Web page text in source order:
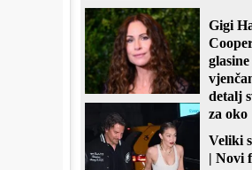
Gigi
detalj
za oko
Veliki
| Novi